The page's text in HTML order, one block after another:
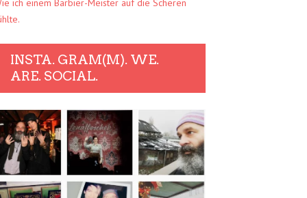
ich einem Barbier-Meister auf die Scheren
INSTA. GRAM(M). WE.
ARE. SOCIAL.